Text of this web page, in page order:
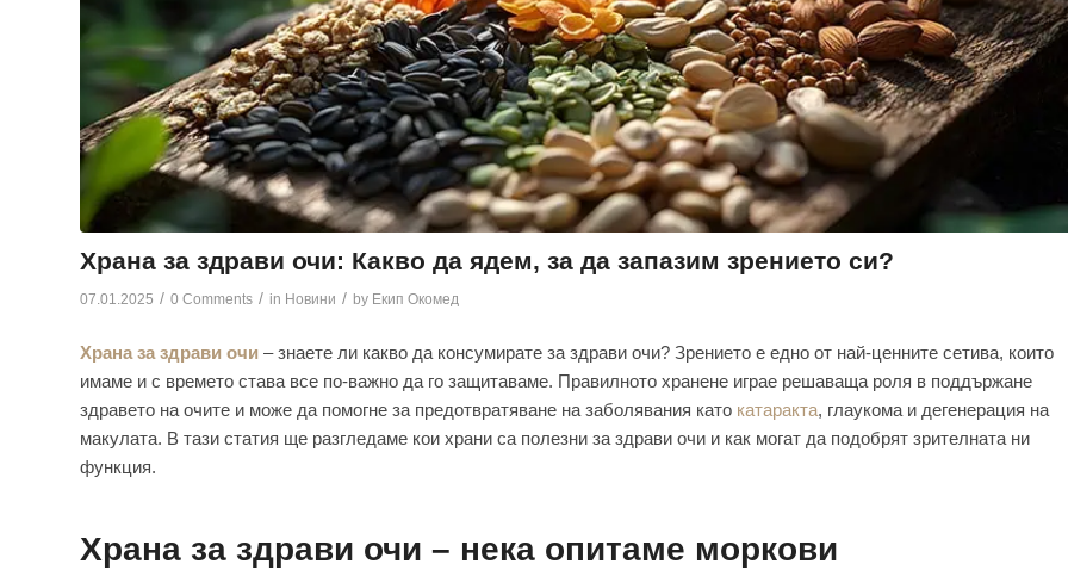
Храна за здрави очи: Какво да ядем, за да запазим зрението си?
07.01.2025 / 0 Comments / in Новини / by Екип Окомед
Храна за здрави очи – знаете ли какво да консумирате за здрави очи? Зрението е едно от най-ценните сетива, които
имаме и с времето става все по-важно да го защитаваме. Правилното хранене играе решаваща роля в поддържане
здравето на очите и може да помогне за предотвратяване на заболявания като катаракта, глаукома и дегенерация на
макулата. В тази статия ще разгледаме кои храни са полезни за здрави очи и как могат да подобрят зрителната ни
функция.
Храна за здрави очи – нека опитаме моркови